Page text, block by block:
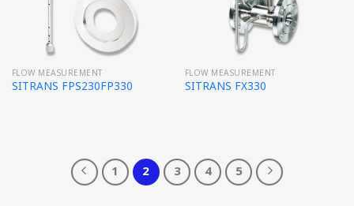
FLOW MEASUREMENT
SITRANS FPS230FP330
FLOW MEASUREMENT
SITRANS FX330
1 2 3 4 5